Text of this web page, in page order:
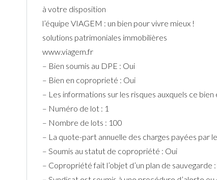
à votre disposition
l’équipe VIAGEM : un bien pour vivre mieux !
solutions patrimoniales immobilières
www.viagem.fr
– Bien soumis au DPE : Oui
– Bien en coproprieté : Oui
– Les informations sur les risques auxquels ce
– Numéro de lot : 1
– Nombre de lots : 100
– La quote-part annuelle des charges payées par
– Soumis au statut de copropriété : Oui
– Copropriété fait l’objet d’un plan de sauvegarde